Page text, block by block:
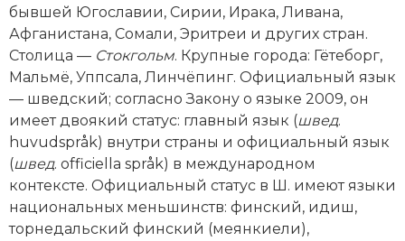
История, философия, теория и методология
исторического знания
Итория международных отношений
Латинская Америка
Новая история
Новейшая история
Нумизматика
бывшей Югославии, Сирии, Ирака, Ливана,
Афганистана, Сомали, Эритреи и других стран.
Столица — Стокгольм. Крупные города: Гётеборг,
Мальмё, Уппсала, Линчёпинг. Официальный язык
— шведский; согласно Закону о языке 2009, он
имеет двоякий статус: главный язык (швед.
huvudspråk) внутри страны и официальный язык
(швед. officiella språk) в международном
контексте. Официальный статус в Ш. имеют языки
национальных меньшинств: финский, идиш,
торнедальский финский (меянкиели),